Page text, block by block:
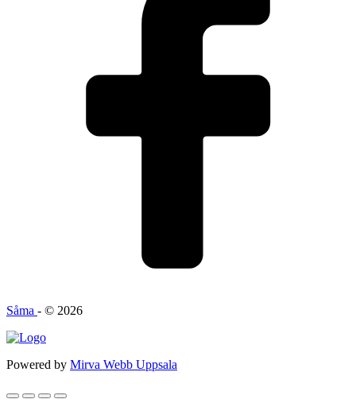
Såma - © 2026
Powered by Mirva Webb Uppsala